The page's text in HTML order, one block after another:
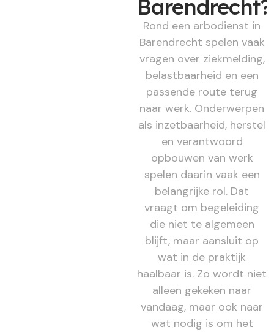
Barendrecht?
Rond een arbodienst in
Barendrecht spelen vaak
vragen over ziekmelding,
belastbaarheid en een
passende route terug
naar werk. Onderwerpen
als inzetbaarheid, herstel
en verantwoord
opbouwen van werk
spelen daarin vaak een
belangrijke rol. Dat
vraagt om begeleiding
die niet te algemeen
blijft, maar aansluit op
wat in de praktijk
haalbaar is. Zo wordt niet
alleen gekeken naar
vandaag, maar ook naar
wat nodig is om het